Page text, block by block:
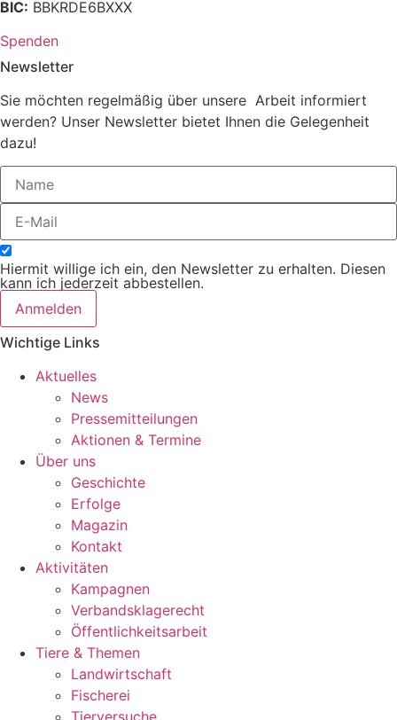
BIC: BBKRDE6BXXX
Spenden
Newsletter
Sie möchten regelmäßig über unsere Arbeit informiert
werden? Unser Newsletter bietet Ihnen die Gelegenheit
dazu!
Hiermit willige ich ein, den Newsletter zu erhalten. Diesen
kann ich jederzeit abbestellen.
Anmelden
Wichtige Links
Aktuelles
News
Pressemitteilungen
Aktionen & Termine
Über uns
Geschichte
Erfolge
Magazin
Kontakt
Aktivitäten
Kampagnen
Verbandsklagerecht
Öffentlichkeitsarbeit
Tiere & Themen
Landwirtschaft
Fischerei